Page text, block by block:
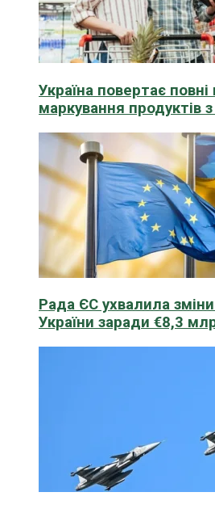
Україна повертає
маркування продуктів
Рада ЄС ухвалила
України заради €8,3